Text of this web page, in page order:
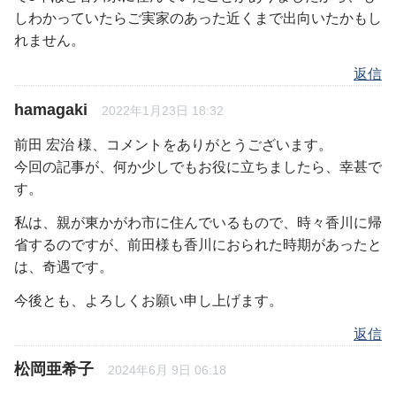
しわかっていたらご実家のあった近くまで出向いたかもし
れません。
返信
hamagaki 2022年1月23日 18:32
前田 宏治 様、コメントをありがとうございます。
今回の記事が、何か少しでもお役に立ちましたら、幸甚で
す。
私は、親が東かがわ市に住んでいるもので、時々香川に帰
省するのですが、前田様も香川におられた時期があったと
は、奇遇です。
今後とも、よろしくお願い申し上げます。
返信
松岡亜希子 2024年6月 9日 06:18